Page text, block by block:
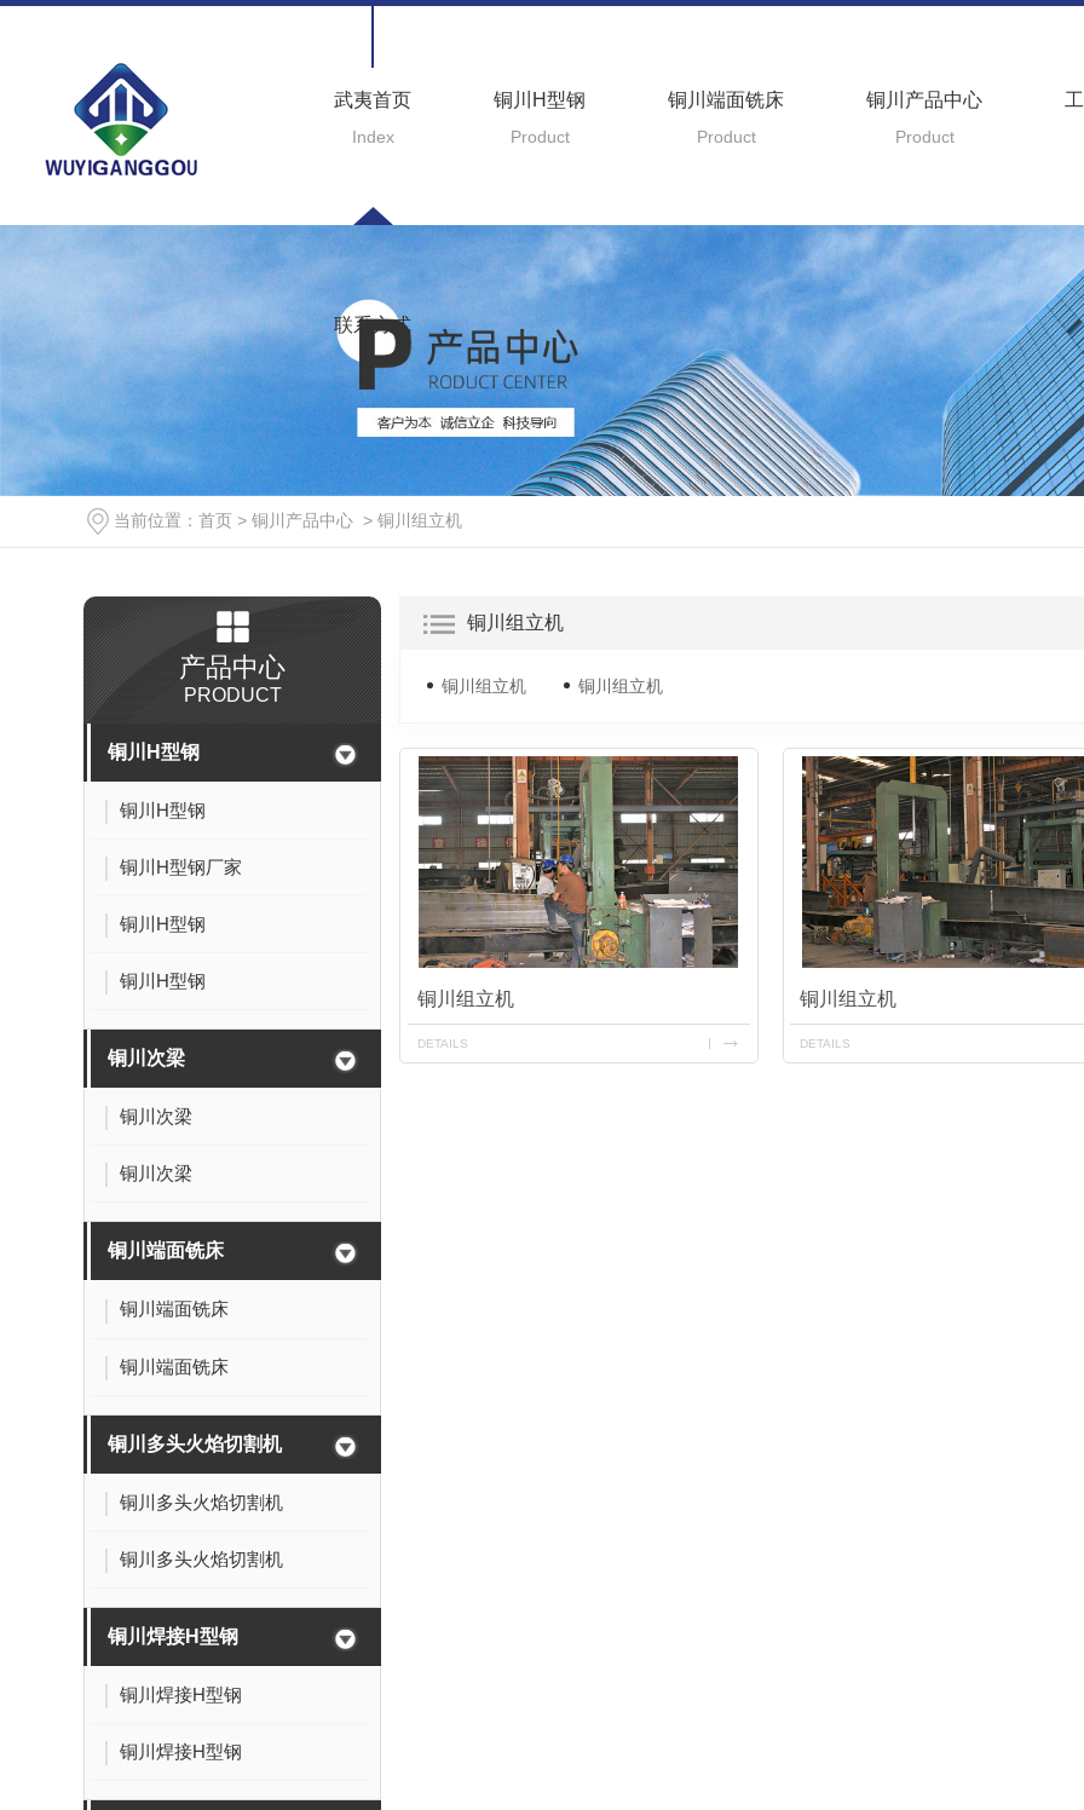
武夷首页
Index
铜川H型钢
Product
铜川端面铣床
Product
铜川产品中心
Product
联系方式
Contact
当前位置： 首页 > 铜川产品中心 > 铜川组立机
产品中心
PRODUCT
铜川H型钢
铜川H型钢
铜川H型钢厂家
铜川H型钢
铜川H型钢
铜川次梁
铜川次梁
铜川次梁
铜川端面铣床
铜川端面铣床
铜川端面铣床
铜川多头火焰切割机
铜川多头火焰切割机
铜川多头火焰切割机
铜川焊接H型钢
铜川焊接H型钢
铜川焊接H型钢
铜川组立机
铜川组立机 铜川组立机
铜川组立机
DETAILS
铜川组立机
DETAILS